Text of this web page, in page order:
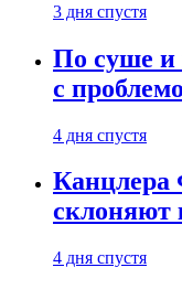
3 дня спустя
По суше и
с
4 дня спустя
Канцлера
склоняют
4 дня спустя